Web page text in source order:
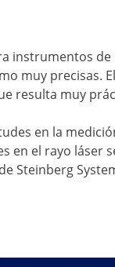
instrumentos
muy precisas.
resulta muy
en la
en el rayo láser
Steinberg